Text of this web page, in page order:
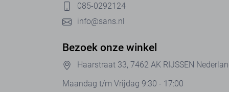
085-0292124
info@sans.nl
Bezoek onze winkel
Haarstraat 33, 7462 AK RIJSSEN
Maandag t/m Vrijdag 9:30 - 17:00